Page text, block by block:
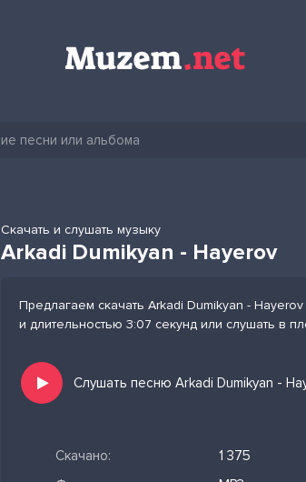
Скачать и слушать музыку
Arkadi Dumikyan - Hayerov
Предлагаем скачать Arkadi Dumikyan -
и длительностью 3:07 секунд или слушать в
Слушать песню Arkadi Dumikyan -
Скачано:
1 375